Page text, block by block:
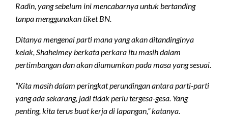
Radin, yang sebelum ini mencabarnya untuk bertanding
tanpa menggunakan tiket BN.
Ditanya mengenai parti mana yang akan ditandinginya
kelak, Shahelmey berkata perkara itu masih dalam
pertimbangan dan akan diumumkan pada masa yang sesuai.
“Kita masih dalam peringkat perundingan antara parti-parti
yang ada sekarang, jadi tidak perlu tergesa-gesa. Yang
penting, kita terus buat kerja di lapangan,” katanya.